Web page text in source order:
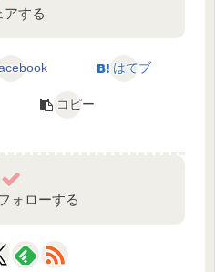
アする
はてブ
コピー
ォローする